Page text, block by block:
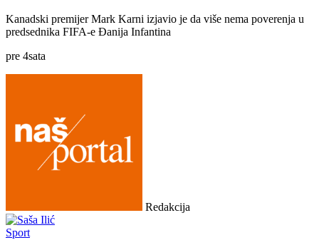
Kanadski premijer Mark Karni izjavio je da više nema poverenja u
predsednika FIFA-e Đanija Infantina
pre 4sata
Redakcija
Sport